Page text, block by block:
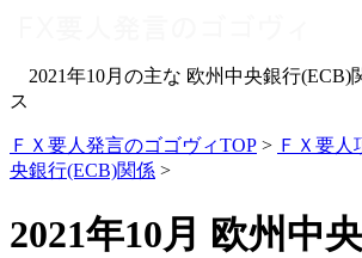
2021年10月の主な 欧州中央銀行(ECB)
ス
ＦＸ要人発言のゴゴヴィTOP > ＦＸ要人
央銀行(ECB)関係 >
2021年10月 欧州中